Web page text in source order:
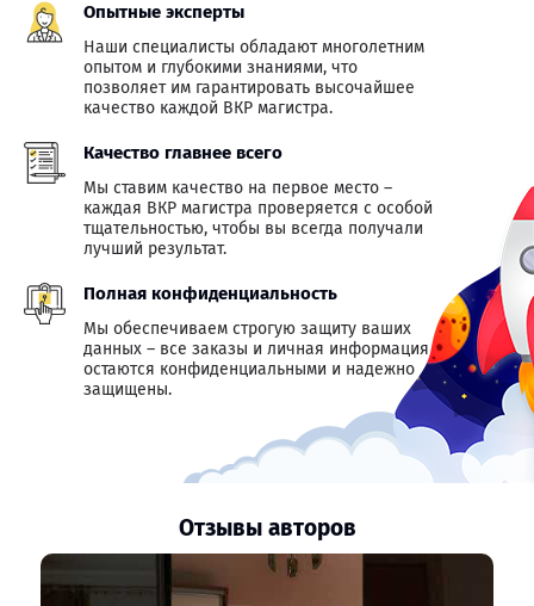
Опытные эксперты
Наши специалисты обладают многолетним
опытом и глубокими знаниями, что
позволяет им гарантировать высочайшее
качество каждой ВКР магистра.
Качество главнее всего
Мы ставим качество на первое место –
каждая ВКР магистра проверяется с особой
тщательностью, чтобы вы всегда получали
лучший результат.
Полная конфиденциальность
Мы обеспечиваем строгую защиту ваших
данных – все заказы и личная информация
остаются конфиденциальными и надежно
защищены.
Отзывы авторов